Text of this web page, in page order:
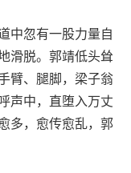
中忽有一股力量自
滑脱。郭靖低头耸
臂、腿脚，梁子翁
声中，直堕入万丈
多，愈传愈乱，郭